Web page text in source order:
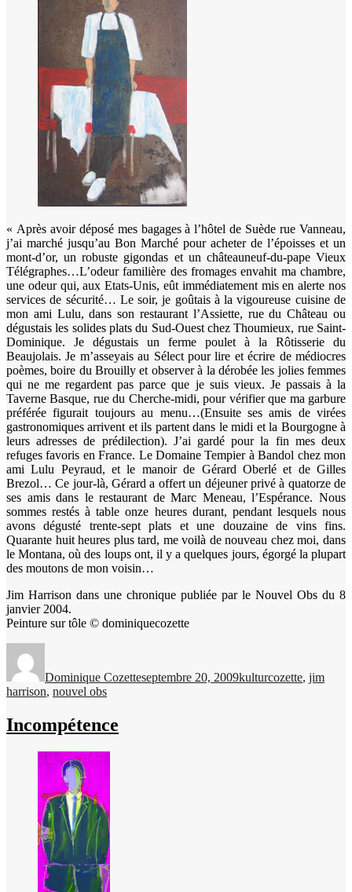
« Après avoir déposé mes bagages à l’hôtel de Suède rue Vanneau,
j’ai marché jusqu’au Bon Marché pour acheter de l’époisses et un
mont-d’or, un robuste gigondas et un châteauneuf-du-pape Vieux
Télégraphes…L’odeur familière des fromages envahit ma chambre,
une odeur qui, aux Etats-Unis, eût immédiatement mis en alerte nos
services de sécurité… Le soir, je goûtais à la vigoureuse cuisine de
mon ami Lulu, dans son restaurant l’Assiette, rue du Château ou
dégustais les solides plats du Sud-Ouest chez Thoumieux, rue Saint-
Dominique. Je dégustais un ferme poulet à la Rôtisserie du
Beaujolais. Je m’asseyais au Sélect pour lire et écrire de médiocres
poèmes, boire du Brouilly et observer à la dérobée les jolies femmes
qui ne me regardent pas parce que je suis vieux. Je passais à la
Taverne Basque, rue du Cherche-midi, pour vérifier que ma garbure
préférée figurait toujours au menu…(Ensuite ses amis de virées
gastronomiques arrivent et ils partent dans le midi et la Bourgogne à
leurs adresses de prédilection). J’ai gardé pour la fin mes deux
refuges favoris en France. Le Domaine Tempier à Bandol chez mon
ami Lulu Peyraud, et le manoir de Gérard Oberlé et de Gilles
Brezol… Ce jour-là, Gérard a offert un déjeuner privé à quatorze de
ses amis dans le restaurant de Marc Meneau, l’Espérance. Nous
sommes restés à table onze heures durant, pendant lesquels nous
avons dégusté trente-sept plats et une douzaine de vins fins.
Quarante huit heures plus tard, me voilà de nouveau chez moi, dans
le Montana, où des loups ont, il y a quelques jours, égorgé la plupart
des moutons de mon voisin…
Jim Harrison dans une chronique publiée par le Nouvel Obs du 8
janvier 2004.
Peinture sur tôle © dominiquecozette
Dominique Cozetteseptembre 20, 2009kulturcozette, jim
harrison, nouvel obs
Incompétence